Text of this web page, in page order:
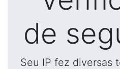
de
Seu IP fez diversas